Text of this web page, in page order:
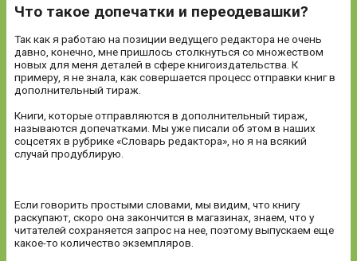
Что такое допечатки и переодевашки?
Так как я работаю на позиции ведущего редактора не очень
давно, конечно, мне пришлось столкнуться со множеством
новых для меня деталей в сфере книгоиздательства. К
примеру, я не знала, как совершается процесс отправки книг в
дополнительный тираж.
Книги, которые отправляются в дополнительный тираж,
называются допечатками. Мы уже писали об этом в наших
соцсетях в рубрике «Словарь редактора», но я на всякий
случай продублирую.
Если говорить простыми словами, мы видим, что книгу
раскупают, скоро она закончится в магазинах, знаем, что у
читателей сохраняется запрос на нее, поэтому выпускаем еще
какое-то количество экземпляров.